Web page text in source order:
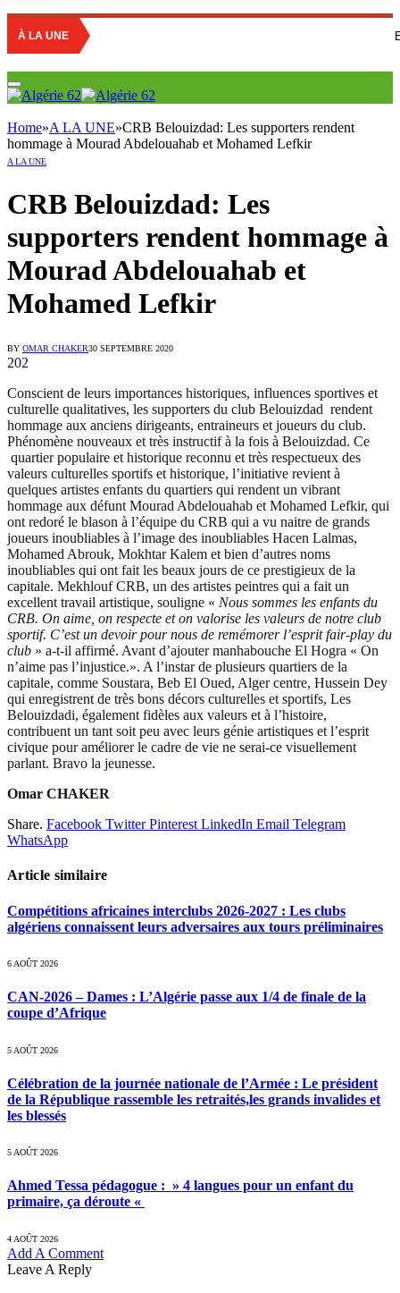
À LA UNE Education
Home»A LA UNE»CRB Belouizdad: Les supporters rendent
hommage à Mourad Abdelouahab et Mohamed Lefkir
A LA UNE
CRB Belouizdad: Les
supporters rendent hommage à
Mourad Abdelouahab et
Mohamed Lefkir
BY OMAR CHAKER30 SEPTEMBRE 2020
202
Conscient de leurs importances historiques, influences sportives et
culturelle qualitatives, les supporters du club Belouizdad rendent
hommage aux anciens dirigeants, entraineurs et joueurs du club.
Phénomène nouveaux et très instructif à la fois à Belouizdad. Ce
quartier populaire et historique reconnu et très respectueux des
valeurs culturelles sportifs et historique, l’initiative revient à
quelques artistes enfants du quartiers qui rendent un vibrant
hommage aux défunt Mourad Abdelouahab et Mohamed Lefkir, qui
ont redoré le blason à l’équipe du CRB qui a vu naitre de grands
joueurs inoubliables à l’image des inoubliables Hacen Lalmas,
Mohamed Abrouk, Mokhtar Kalem et bien d’autres noms
inoubliables qui ont fait les beaux jours de ce prestigieux de la
capitale. Mekhlouf CRB, un des artistes peintres qui a fait un
excellent travail artistique, souligne « Nous sommes les enfants du
CRB. On aime, on respecte et on valorise les valeurs de notre club
sportif. C’est un devoir pour nous de remémorer l’esprit fair-play du
club » a-t-il affirmé. Avant d’ajouter manhabouche El Hogra « On
n’aime pas l’injustice.». A l’instar de plusieurs quartiers de la
capitale, comme Soustara, Beb El Oued, Alger centre, Hussein Dey
qui enregistrent de très bons décors culturelles et sportifs, Les
Belouizdadi, également fidèles aux valeurs et à l’histoire,
contribuent un tant soit peu avec leurs génie artistiques et l’esprit
civique pour améliorer le cadre de vie ne serai-ce visuellement
parlant. Bravo la jeunesse.
Omar CHAKER
Share. Facebook Twitter Pinterest LinkedIn Email Telegram
WhatsApp
Article similaire
Compétitions africaines interclubs 2026-2027 : Les clubs
algériens connaissent leurs adversaires aux tours préliminaires
6 AOÛT 2026
CAN-2026 – Dames : L’Algérie passe aux 1/4 de finale de la
coupe d’Afrique
5 AOÛT 2026
Célébration de la journée nationale de l’Armée : Le président
de la République rassemble les retraités,les grands invalides et
les blessés
5 AOÛT 2026
Ahmed Tessa pédagogue : » 4 langues pour un enfant du
primaire, ça déroute «
4 AOÛT 2026
Add A Comment
Leave A Reply